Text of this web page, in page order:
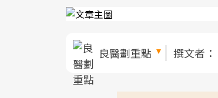
良醫劃重點 撰文者：